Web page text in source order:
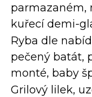
parmazaném,
kuřecí demi-
Ryba dle
pečený batát,
monté, baby
Grilový lilek,